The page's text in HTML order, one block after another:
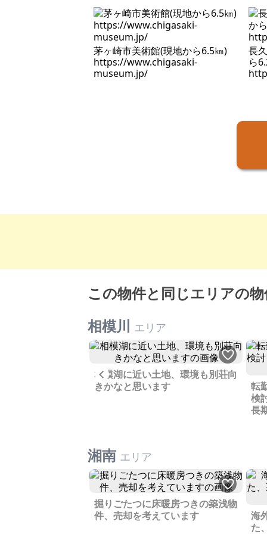
茅ヶ崎市美術館(現地から6.5㎞)
https://www.chigasaki-
museum.jp/
長
ら
この物件と同じエリアの
相模川 エリア
Previous
相模湖に近い土地、環境も別荘向
きかなと思います
転
検
長
湘南 エリア
掘りごたつに床暖房つきの築浅物
件、売却を考えています
海
た